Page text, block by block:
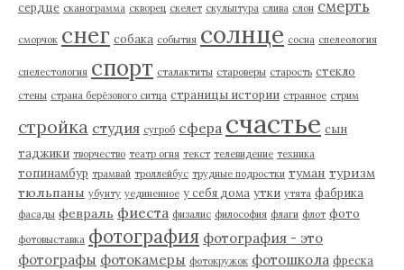
сердце сканограмма скворец скелет скульптура слива слон смерть
сморчок снег собака события солнце сосна спелеология
спелестология спорт сталактиты староверы старость стекло
стены страна берёзового ситца страницы истории странное стрим
стройка студия сугроб сфера счастье сын
таджики творчество театр огня текст телевидение техника
топинамбур трамвай троллейбус трудные подростки туман туризм
тюльпаны убунту уединенное у себя дома утки утята фабрика
фасады февраль фиеста физалис философия флаги флот фото
фотовыставка фотография фотография - это
фотографы фотокамеры фотокружок фотошкола фреска